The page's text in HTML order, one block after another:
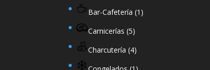
Bar-Cafetería (1)
Carnicerías (5)
Charcutería (4)